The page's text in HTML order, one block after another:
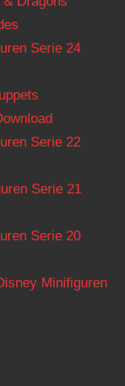
Serie 24
Serie 22
Serie 21
Serie 20
Minifiguren